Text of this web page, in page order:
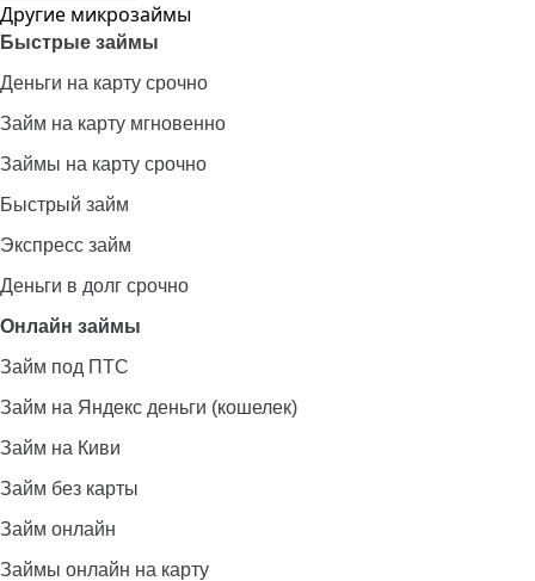
Другие микрозаймы
Быстрые займы
Деньги на карту срочно
Займ на карту мгновенно
Займы на карту срочно
Быстрый займ
Экспресс займ
Деньги в долг срочно
Онлайн займы
Займ под ПТС
Займ на Яндекс деньги (кошелек)
Займ на Киви
Займ без карты
Займ онлайн
Займы онлайн на карту